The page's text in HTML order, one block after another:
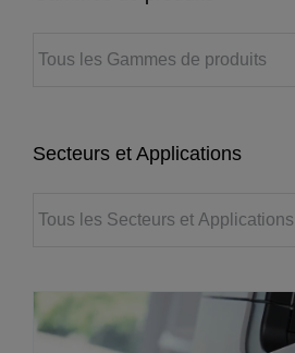
Secteurs et Applications